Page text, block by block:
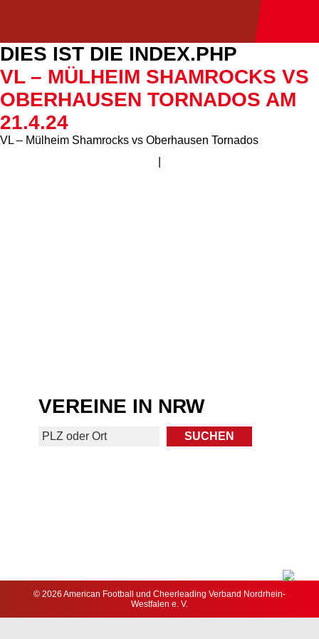
DIES IST DIE INDEX.PHP
VL – MÜLHEIM SHAMROCKS VS
OBERHAUSEN TORNADOS AM
21.4.24
VL – Mülheim Shamrocks vs Oberhausen Tornados
VEREINE IN NRW
© 2026 American Football und Cheerleading Verband Nordrhein-
Westfalen e. V.